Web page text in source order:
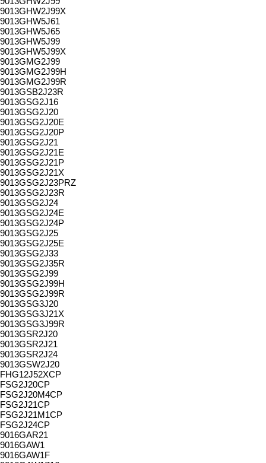
9013GHW2J99X
9013GHW5J61
9013GHW5J65
9013GHW5J99
9013GHW5J99X
9013GMG2J99
9013GMG2J99H
9013GMG2J99R
9013GSB2J23R
9013GSG2J16
9013GSG2J20
9013GSG2J20E
9013GSG2J20P
9013GSG2J21
9013GSG2J21E
9013GSG2J21P
9013GSG2J21X
9013GSG2J23PRZ
9013GSG2J23R
9013GSG2J24
9013GSG2J24E
9013GSG2J24P
9013GSG2J25
9013GSG2J25E
9013GSG2J33
9013GSG2J35R
9013GSG2J99
9013GSG2J99H
9013GSG2J99R
9013GSG3J20
9013GSG3J21X
9013GSG3J99R
9013GSR2J20
9013GSR2J21
9013GSR2J24
9013GSW2J20
FHG12J52XCP
FSG2J20CP
FSG2J20M4CP
FSG2J21CP
FSG2J21M1CP
FSG2J24CP
9016GAR21
9016GAW1
9016GAW1F